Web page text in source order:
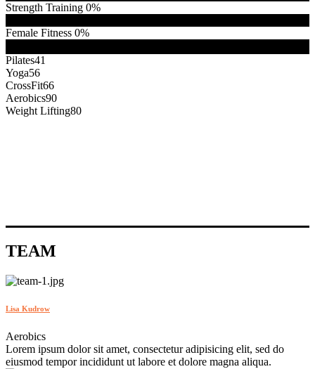
Strength Training 0%
Female Fitness 0%
Pilates41
Yoga56
CrossFit66
Aerobics90
Weight Lifting80
TEAM
Lisa Kudrow
Aerobics
Lorem ipsum dolor sit amet, consectetur adipisicing elit, sed do
eiusmod tempor incididunt ut labore et dolore magna aliqua.